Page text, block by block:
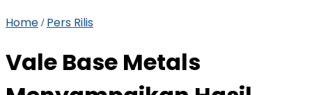
Home / Pers Rilis
Vale Base Metals